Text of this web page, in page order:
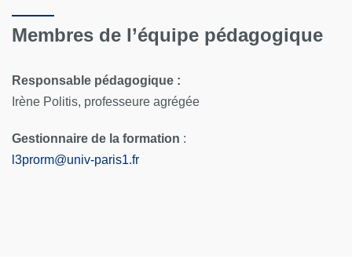
Membres de l’équipe pédagogique
Responsable pédagogique :
Irène Politis, professeure agrégée
Gestionnaire de la formation :
l3prorm@univ-paris1.fr